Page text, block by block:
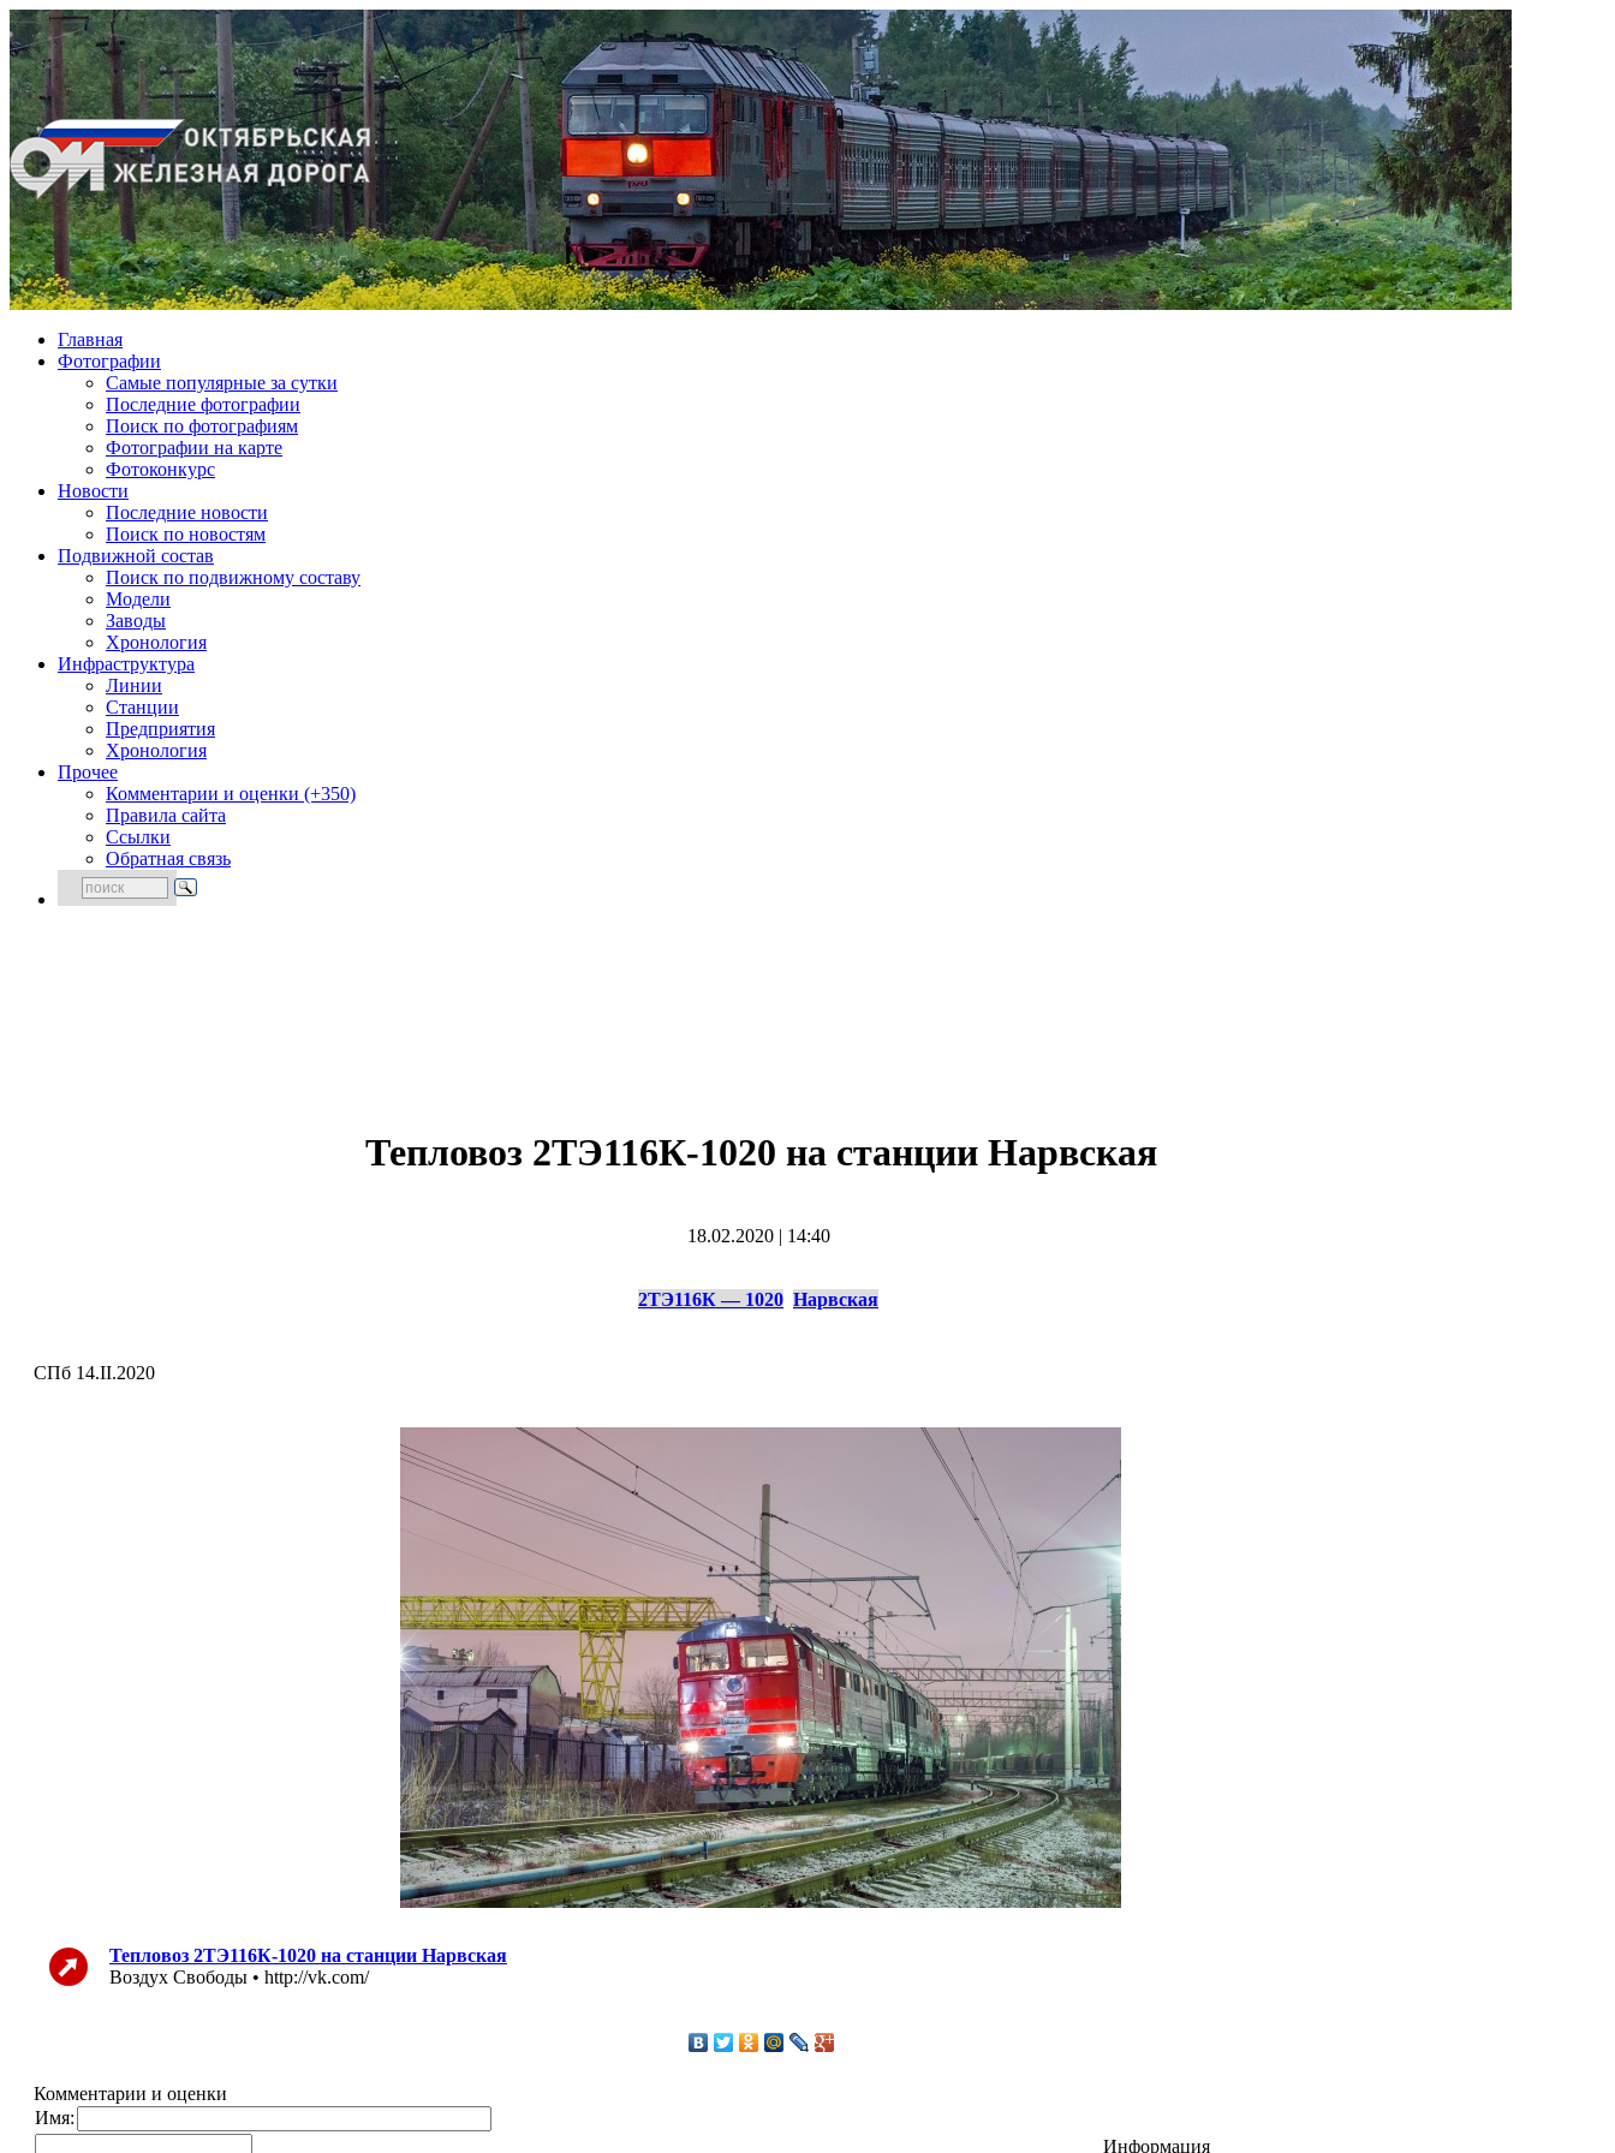
Главная
Фотографии
Cамые популярные за сутки
Последние фотографии
Поиск по фотографиям
Фотографии на карте
Фотоконкурс
Новости
Последние новости
Поиск по новостям
Подвижной состав
Поиск по подвижному составу
Модели
Заводы
Хронология
Инфраструктура
Линии
Станции
Предприятия
Хронология
Прочее
Комментарии и оценки (+350)
Правила сайта
Ссылки
Обратная связь
Тепловоз 2ТЭ116К-1020 на станции Нарвская
18.02.2020| 14:40
2ТЭ116К — 1020 Нарвская
СПб 14.II.2020
Тепловоз 2ТЭ116К-1020 на станции Нарвская
Воздух Свободы • http://vk.com/
Комментарии и оценки
Имя:
Информация